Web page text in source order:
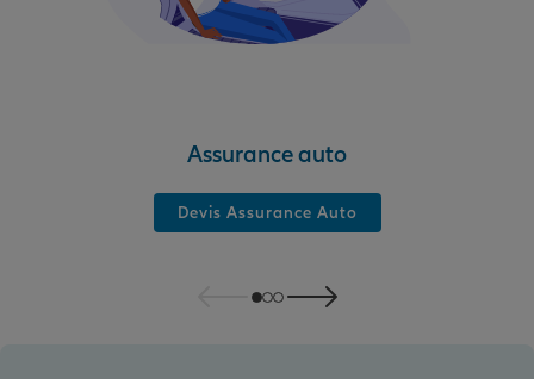
Assurance auto
Devis Assurance Auto